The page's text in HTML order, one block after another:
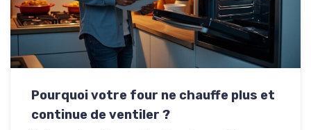
Pourquoi votre four ne chauffe plus et
continue de ventiler ?